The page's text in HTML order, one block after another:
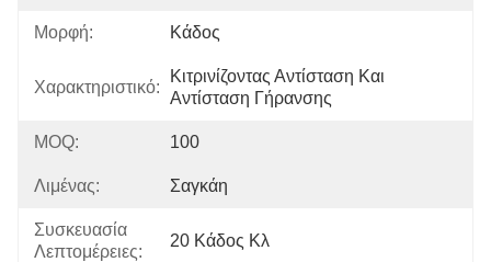
Μορφή: Κάδος
Χαρακτηριστικό:
Κιτρινίζοντας Αντίσταση Και
Αντίσταση Γήρανσης
MOQ: 100
Λιμένας: Σαγκάη
Συσκευασία
Λεπτομέρειες:
20 Κάδος Κλ